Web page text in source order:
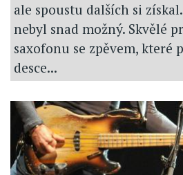
ale spoustu dalších si
nebyl snad možný. Skvělé
saxofonu se zpěvem, které
desce...